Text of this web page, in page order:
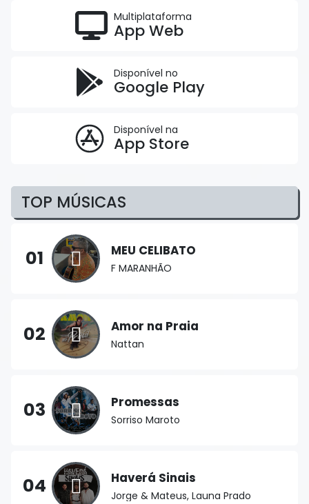
Multiplataforma
App Web
Disponível no
Google Play
Disponível na
App Store
TOP MÚSICAS
01 MEU CELIBATO
F MARANHÃO
02 Amor na Praia
Nattan
03 Promessas
Sorriso Maroto
04 Haverá Sinais
Jorge & Mateus, Launa Prado